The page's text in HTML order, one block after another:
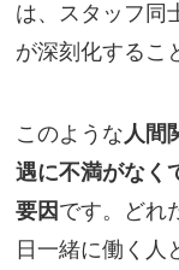
は、スタッフ同
が深刻化するこ
このような人間
遇に不満がなく
要因 です。どれ
日一緒に働く人